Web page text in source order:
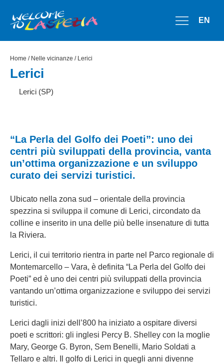
EN
Home / Nelle vicinanze / Lerici
Lerici
Lerici (SP)
“La Perla del Golfo dei Poeti”: uno dei
centri più sviluppati della provincia, vanta
un’ottima organizzazione e un sviluppo
curato dei servizi turistici.
Ubicato nella zona sud – orientale della provincia
spezzina si sviluppa il comune di Lerici, circondato da
colline e inserito in una delle più belle insenature di tutta
la Riviera.
Lerici, il cui territorio rientra in parte nel Parco regionale di
Montemarcello – Vara, è definita “La Perla del Golfo dei
Poeti” ed è uno dei centri più sviluppati della provincia
vantando un’ottima organizzazione e sviluppo dei servizi
turistici.
Lerici dagli inizi dell’800 ha iniziato a ospitare diversi
poeti e scrittori: gli inglesi Percy B. Shelley con la moglie
Mary, George G. Byron, Sem Benelli, Mario Soldati a
Tellaro e altri. Il golfo di Lerici in quegli anni divenne